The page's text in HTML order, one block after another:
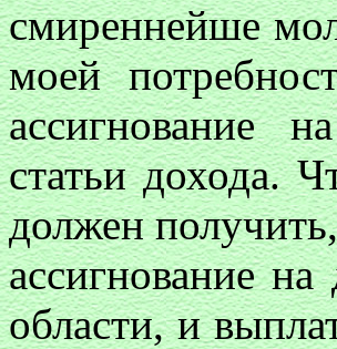
смиреннейше
моей
ассигнование
статьи дохода.
должен
ассигнование
области, и